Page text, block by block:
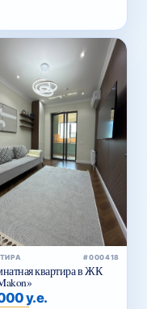
#000418
квартира в ЖК
у.е.